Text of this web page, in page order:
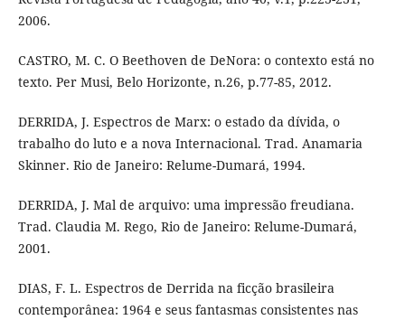
2006.
CASTRO, M. C. O Beethoven de DeNora: o contexto está no
texto. Per Musi, Belo Horizonte, n.26, p.77-85, 2012.
DERRIDA, J. Espectros de Marx: o estado da dívida, o
trabalho do luto e a nova Internacional. Trad. Anamaria
Skinner. Rio de Janeiro: Relume-Dumará, 1994.
DERRIDA, J. Mal de arquivo: uma impressão freudiana.
Trad. Claudia M. Rego, Rio de Janeiro: Relume-Dumará,
2001.
DIAS, F. L. Espectros de Derrida na ficção brasileira
contemporânea: 1964 e seus fantasmas consistentes nas